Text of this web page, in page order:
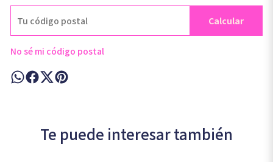
Calcular
No sé mi código postal
Te puede interesar también